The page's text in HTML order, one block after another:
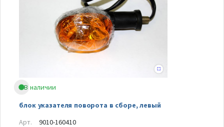
В наличии
блок указателя поворота в сборе, левый
Арт.
9010-160410